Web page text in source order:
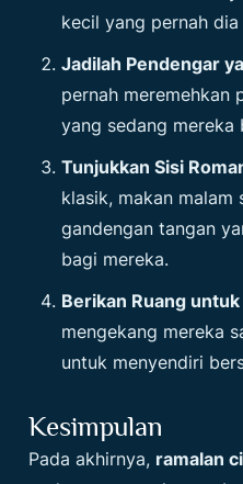
kecil yang pernah
Jadilah Pendengar
pernah meremehkan
yang sedang mereka
Tunjukkan Sisi
klasik, makan malam
gandengan tangan
bagi mereka.
Berikan Ruang
mengekang mereka
untuk menyendiri
Kesimpulan
Pada akhirnya, ramalan